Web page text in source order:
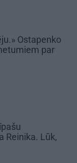
Ostapenko
par
Reinika. Lūk,